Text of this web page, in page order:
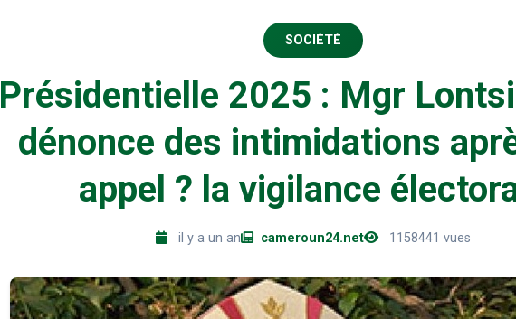
SOCIÉTÉ
Présidentielle 2025 : Mgr
dénonce des intimidations
appel ? la vigilance
il y a un an cameroun24.net 1158441 vues